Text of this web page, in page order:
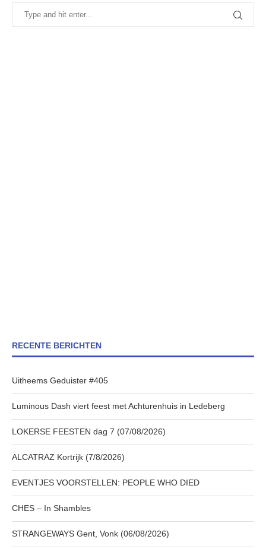
RECENTE BERICHTEN
Uitheems Geduister #405
Luminous Dash viert feest met Achturenhuis in Ledeberg
LOKERSE FEESTEN dag 7 (07/08/2026)
ALCATRAZ Kortrijk (7/8/2026)
EVENTJES VOORSTELLEN: PEOPLE WHO DIED
CHES – In Shambles
STRANGEWAYS Gent, Vonk (06/08/2026)